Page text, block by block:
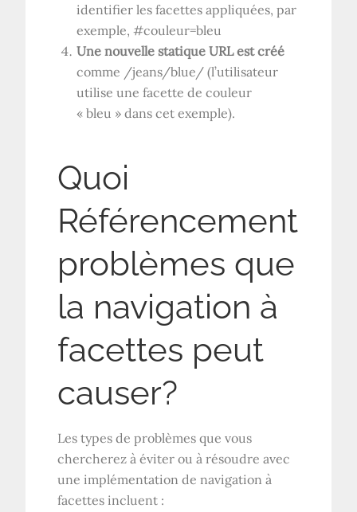
identifier les facettes appliquées, par
exemple, #couleur=bleu
Une nouvelle statiqueURLest créé
comme /jeans/blue/ (l’utilisateur
utilise une facette de couleur
« bleu » dans cet exemple).
Quoi
Référencement
problèmes que
la navigation à
facettes peut
causer?
Les types de problèmes que vous
chercherez à éviter ou à résoudre avec
une implémentation de navigation à
facettes incluent :